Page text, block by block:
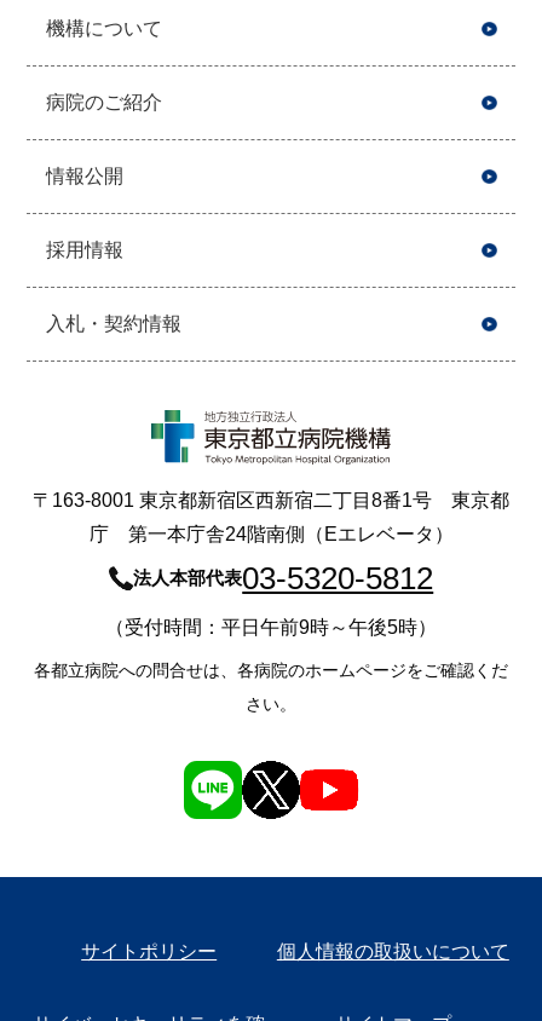
機構について
病院のご紹介
情報公開
採用情報
入札・契約情報
〒163-8001 東京都新宿区西新宿二丁目8番1号 東京都
庁 第一本庁舎24階南側（Eエレベータ）
法人本部代表03-5320-5812
（受付時間：平日午前9時～午後5時）
各都立病院への問合せは、各病院のホームページをご確認くだ
さい。
サイトポリシー 個人情報の取扱いについて